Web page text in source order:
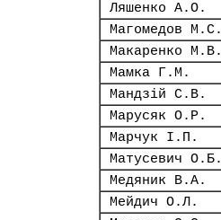
Ляшенко А.О.
Магомедов М.С.
Макаренко М.В.
Мамка Г.М.
Мандзій С.В.
Марусяк О.Р.
Марчук І.П.
Матусевич О.Б.
Медяник В.А.
Мейдич О.Л.